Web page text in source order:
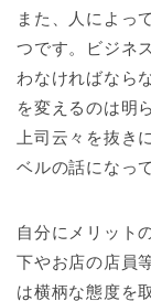
また、人によっ
つです。ビジネ
わなければなら
を変えるのは明
上司云々を抜き
ベルの話になっ
自分にメリット
下やお店の店員
は横柄な態度を